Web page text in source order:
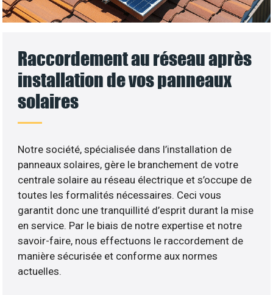
Raccordement au réseau après
installation de vos panneaux
solaires
Notre société, spécialisée dans l’installation de
panneaux solaires, gère le branchement de votre
centrale solaire au réseau électrique et s’occupe de
toutes les formalités nécessaires. Ceci vous
garantit donc une tranquillité d’esprit durant la mise
en service. Par le biais de notre expertise et notre
savoir-faire, nous effectuons le raccordement de
manière sécurisée et conforme aux normes
actuelles.